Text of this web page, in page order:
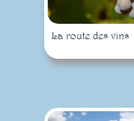
La route des vins